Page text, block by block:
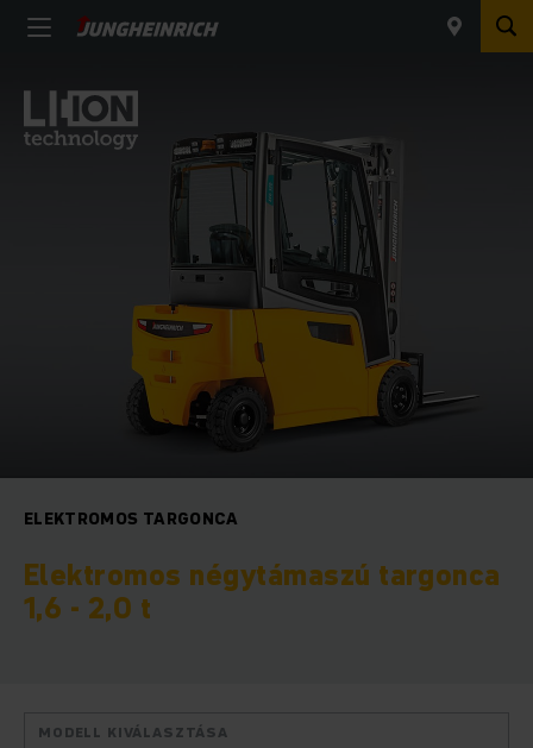
ELEKTROMOS TARGONCA
Elektromos négytámaszú targonca
1,6 - 2,0 t
MODELL KIVÁLASZTÁSA